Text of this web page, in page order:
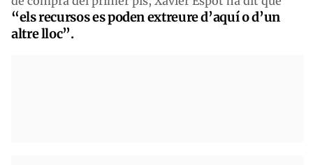
“els recursos es poden extreure d’aquí o d’un
altre lloc”.